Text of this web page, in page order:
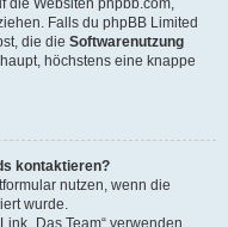
die Websiten phpbb.com,
Falls du phpBB Limited
die die Softwarenutzung
höchstens eine knappe
kontaktieren?
nutzen, wenn die
wurde.
„Das Team“ verwenden.